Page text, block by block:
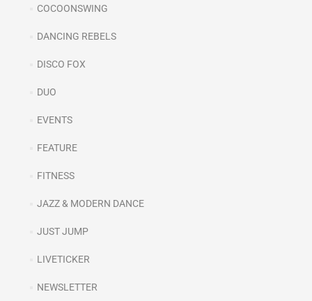
COCOONSWING
DANCING REBELS
DISCO FOX
DUO
EVENTS
FEATURE
FITNESS
JAZZ & MODERN DANCE
JUST JUMP
LIVETICKER
NEWSLETTER